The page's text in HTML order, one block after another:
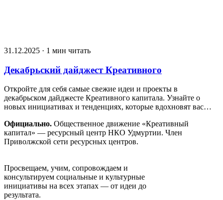
31.12.2025 · 1 мин читать
Декабрьский дайджест Креативного
Откройте для себя самые свежие идеи и проекты в
декабрьском дайджесте Креативного капитала. Узнайте о
новых инициативах и тенденциях, которые вдохновят вас…
Официально. Общественное движение «Креативный
капитал» — ресурсный центр НКО Удмуртии. Член
Приволжской сети ресурсных центров.
Просвещаем, учим, сопровождаем и
консультируем социальные и культурные
инициативы на всех этапах — от идеи до
результата.